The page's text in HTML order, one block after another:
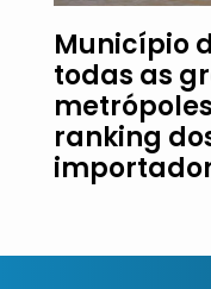
Município
todas as
ranking